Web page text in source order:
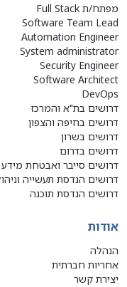
מפתח/ת Full Stack
Software Team Lead
Automation Engineer
System administrator
Security Engineer
Software Architect
DevOps
דרושים בת"א והמרכז
דרושים בחיפה והצפון
דרושים בשרון
דרושים בדרום
דרושים סייבר ואבטחת מידע
דרושים הנדסת תעשייה
דרושים הנדסת תוכנה
אודות
הנהלה
אחריות חברתית
יצירת קשר